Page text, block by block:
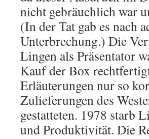
nicht gebräuchlich war
(In der Tat gab es nach
Unterbrechung.) Die
Lingen als Präsentator
Kauf der Box
Erläuterungen nur so
Zulieferungen des
gestatteten. 1978 starb
und Produktivität. Die